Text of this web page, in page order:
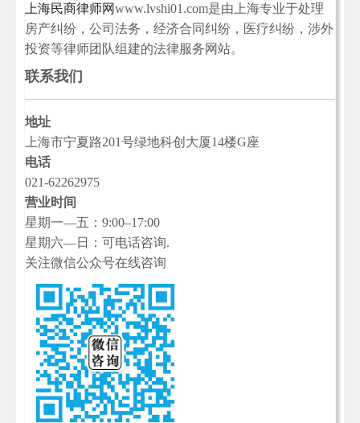
上海民商律师网www.lvshi01.com是由上海专业于处理
房产纠纷，公司法务，经济合同纠纷，医疗纠纷，涉外
投资等律师团队组建的法律服务网站。
联系我们
地址
上海市宁夏路201号绿地科创大厦14楼G座
电话
021-62262975
营业时间
星期一—五：9:00–17:00
星期六—日：可电话咨询.
关注微信公众号在线咨询